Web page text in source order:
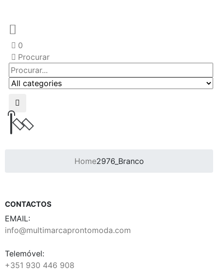
0
Procurar
Home2976_Branco
CONTACTOS
EMAIL:
info@multimarcaprontomoda.com
Telemóvel:
+351 930 446 908